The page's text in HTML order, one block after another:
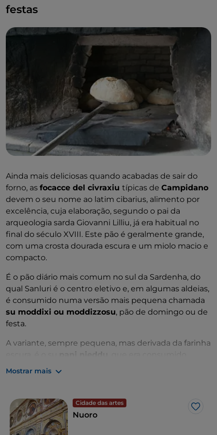
festas
Ainda mais deliciosas quando acabadas de sair do
forno, as focacce del civraxiu típicas de Campidano
devem o seu nome ao latim cibarius, alimento por
excelência, cuja elaboração, segundo o pai da
arqueologia sarda Giovanni Lilliu, já era habitual no
final do século XVIII. Este pão é geralmente grande,
com uma crosta dourada escura e um miolo macio e
compacto.
É o pão diário mais comum no sul da Sardenha, do
qual Sanluri é o centro eletivo e, em algumas aldeias,
é consumido numa versão mais pequena chamada
su moddixi ou moddizzosu, pão de domingo ou de
festa.
A variante, sempre pequena, mas derivada da farinha
pani nieddu
principalmente pelos camponeses e era considerado
com o nome de
pão tundutambém em Thiesi, em
Logudoro, território onde é típico o pão mais fino,
longo e perfurado, chamado pão segadu.
Mostrar mais
Cidade das artes
Nuoro